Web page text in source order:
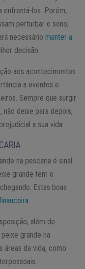
enfrentá-los. Porém,
perturbar o sono,
necessário manter a
decisão.
aos acontecimentos
a eventos e
Sempre que surgir
não deixe para depois,
a sua vida.
na pescaria é sinal
grande tem o
Estas boas
além de
grande na
áreas da vida, como